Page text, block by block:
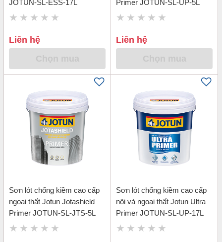
JOTUN-SL-ESS-17L
Liên hệ
Primer JOTUN-SL-UP-5L
Liên hệ
Sơn lót chống kiềm cao cấp
ngoại thất Jotun Jotashield
Primer JOTUN-SL-JTS-5L
Sơn lót chống kiềm cao cấp
nội và ngoại thất Jotun Ultra
Primer JOTUN-SL-UP-17L